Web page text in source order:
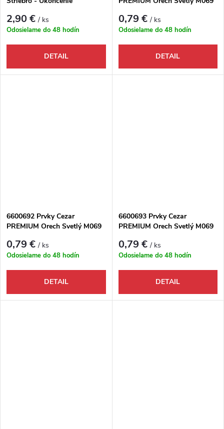
2,90 €/ ks
Odosielame do 48 hodín
DETAIL
0,79 €/ ks
Odosielame do 48 hodín
DETAIL
6600692 Prvky Cezar
PREMIUM Orech Svetlý M069
0,79 €/ ks
Odosielame do 48 hodín
DETAIL
6600693 Prvky Cezar
PREMIUM Orech Svetlý M069
0,79 €/ ks
Odosielame do 48 hodín
DETAIL